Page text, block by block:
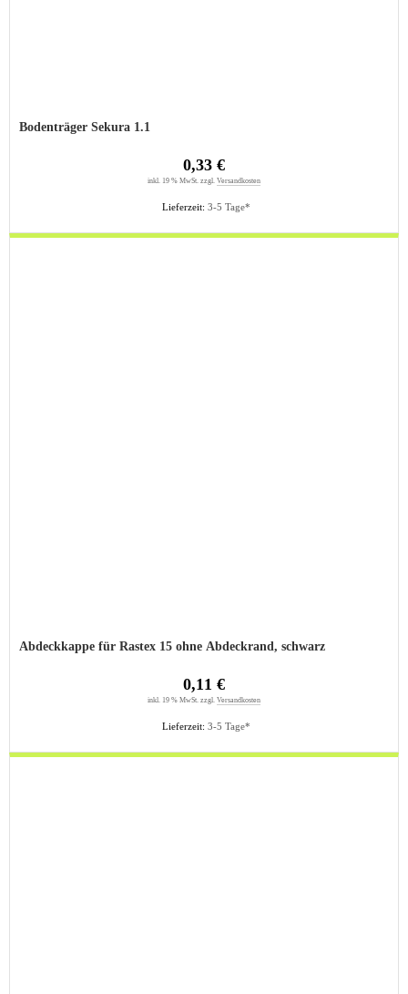
Bodenträger Sekura 1.1
Lieferzeit: 3-5 Tage*
0,33 €
inkl. 19 % MwSt. zzgl. Versandkosten
Abdeckkappe für Rastex 15 ohne Abdeckrand, schwarz
Lieferzeit: 3-5 Tage*
0,11 €
inkl. 19 % MwSt. zzgl. Versandkosten